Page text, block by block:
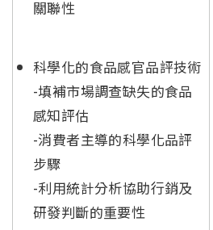
關聯性
科學化的食品感官品評技術
-填補市場調查缺失的食品
感知評估
-消費者主導的科學化品評
步驟
-利用統計分析協助行銷及
研發判斷的重要性